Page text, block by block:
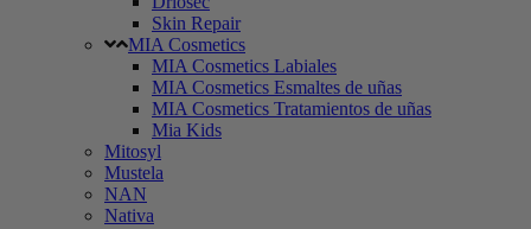
Skin Repair
MIA Cosmetics
MIA Cosmetics Labiales
MIA Cosmetics Esmaltes de uñas
MIA Cosmetics Tratamientos de uñas
Mia Kids
Mitosyl
Mustela
NAN
Nativa